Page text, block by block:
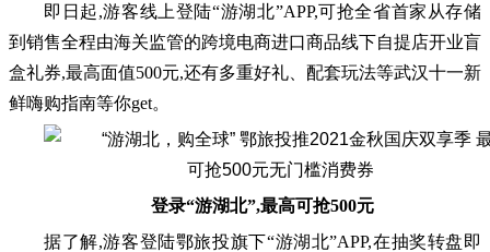
即日起,游客线上登陆“游湖北”APP,可抢全省首家从存储
到销售全程由海关监管的跨境电商进口商品线下自提店开业盲
盒礼券,最高面值500元,还有多重好礼、配套玩法等武汉十一新
鲜嗨购指南等你get。
登录“游湖北”,最高可抢500元
据了解,游客登陆鄂旅投旗下“游湖北”APP,在抽奖转盘即